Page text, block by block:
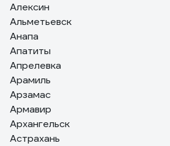
Алексин
Альметьевск
Анапа
Апатиты
Апрелевка
Арамиль
Арзамас
Армавир
Архангельск
Астрахань